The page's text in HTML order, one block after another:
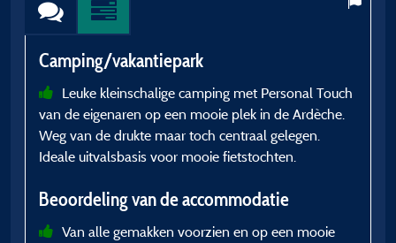
Camping/vakantiepark
Leuke kleinschalige camping met Personal Touch
van de eigenaren op een mooie plek in de Ardèche.
Weg van de drukte maar toch centraal gelegen.
Ideale uitvalsbasis voor mooie fietstochten.
Beoordeling van de accommodatie
Van alle gemakken voorzien en op een mooie